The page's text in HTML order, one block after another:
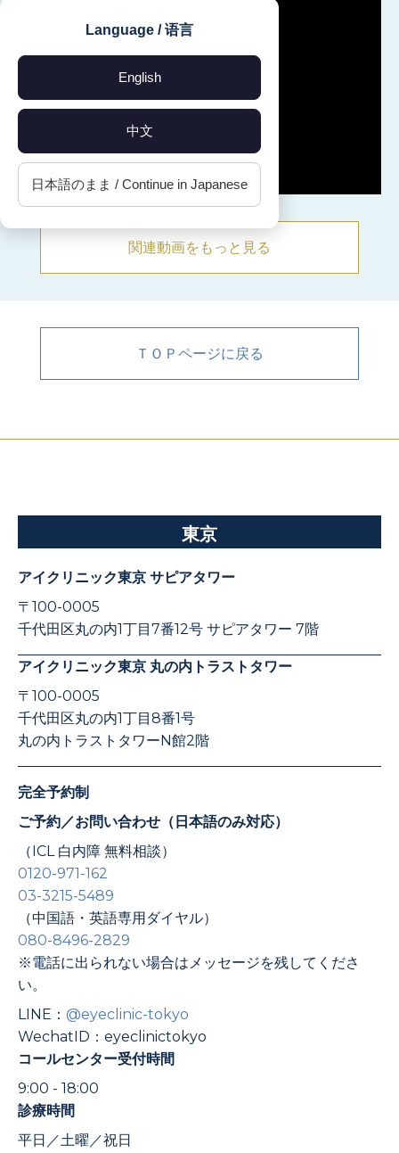
Language / 语言
English
中文
日本語のまま / Continue in Japanese
関連動画をもっと見る
ＴＯＰページに戻る
東京
アイクリニック東京 サピアタワー
〒100-0005
千代田区丸の内1丁目7番12号 サピアタワー 7階
アイクリニック東京 丸の内トラストタワー
〒100-0005
千代田区丸の内1丁目8番1号
丸の内トラストタワーN館2階
完全予約制
ご予約／お問い合わせ（日本語のみ対応）
（ICL 白内障 無料相談）
0120-971-162
03-3215-5489
（中国語・英語専用ダイヤル）
080-8496-2829
※電話に出られない場合はメッセージを残してくださ
い。
LINE： @eyeclinic-tokyo
WechatID：eyeclinictokyo
コールセンター受付時間
9:00 - 18:00
診療時間
平日／土曜／祝日